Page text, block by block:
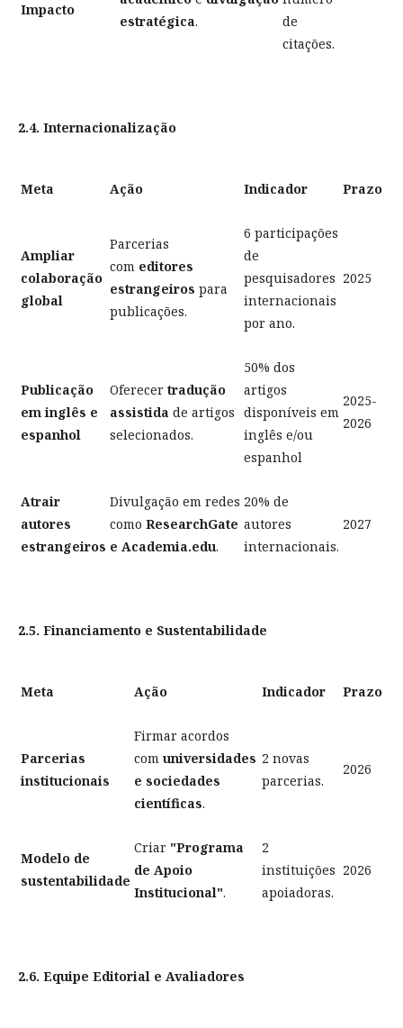
Impacto
estratégica.
de
citações.
2.4. Internacionalização
Meta Ação Indicador Prazo
Ampliar
colaboração
global
Parcerias
com editores
estrangeiros para
publicações.
6 participações
de
pesquisadores
internacionais
por ano.
2025
Publicação
em inglês e
espanhol
Oferecer tradução
assistida de artigos
selecionados.
50% dos
artigos
disponíveis em
inglês e/ou
espanhol
2025-
2026
Atrair
autores
estrangeiros
Divulgação em redes
como ResearchGate
e Academia.edu.
20% de
autores
internacionais.
2027
2.5. Financiamento e Sustentabilidade
Meta Ação Indicador Prazo
Parcerias
institucionais
Firmar acordos
com universidades
e sociedades
científicas.
2 novas
parcerias.
2026
Modelo de
sustentabilidade
Criar "Programa
de Apoio
Institucional".
2
instituições
apoiadoras.
2026
2.6. Equipe Editorial e Avaliadores